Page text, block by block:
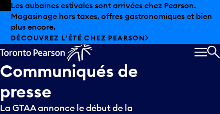
Skip to offers
Passer au contenu principal
Les aubaines estivales sont arrivées chez Pearson.
Magasinage hors taxes, offres gastronomiques et bien
plus encore.
DÉCOUVREZ L’ÉTÉ CHEZ PEARSON
Communiqués de
presse
La GTAA annonce le début de la